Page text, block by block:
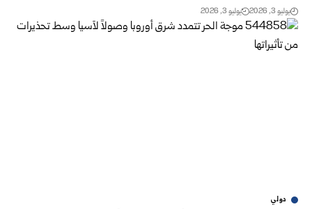
يوليو 3, 2026 يوليو 3, 2026
دولي